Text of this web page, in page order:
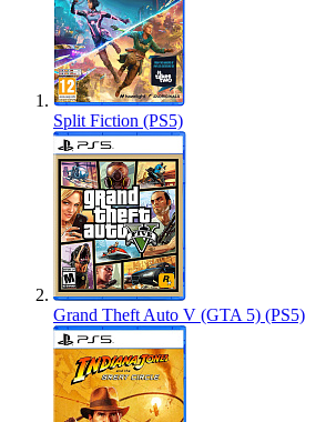
Split Fiction (PS5)
Grand Theft Auto V (GTA 5) (PS5)